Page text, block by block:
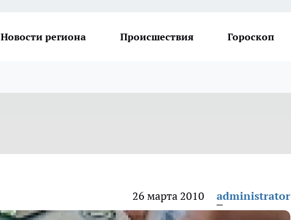
Новости региона Происшествия Гороскоп
26 марта 2010 administrator